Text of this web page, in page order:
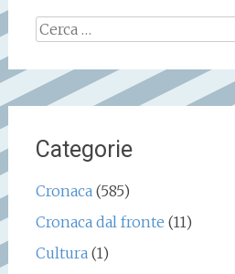
Ricerca
Categorie
Cronaca(585)
Cronaca dal fronte (11)
Cultura(1)